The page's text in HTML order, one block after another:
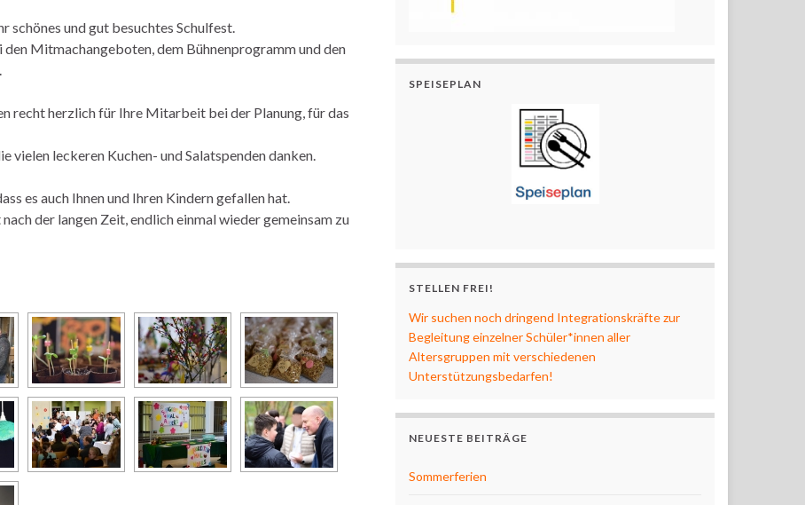
schönes und gut besuchtes Schulfest.
den Mitmachangeboten, dem Bühnenprogramm und den
recht herzlich für Ihre Mitarbeit bei der Planung, für das
vielen leckeren Kuchen- und Salatspenden danken.
es auch Ihnen und Ihren Kindern gefallen hat.
der langen Zeit, endlich einmal wieder gemeinsam zu
SPEISEPLAN
STELLEN FREI!
Wir suchen noch dringend Integrationskräfte zur
Begleitung einzelner Schüler*innen aller
Altersgruppen mit verschiedenen
Unterstützungsbedarfen!
NEUESTE BEITRÄGE
Sommerferien